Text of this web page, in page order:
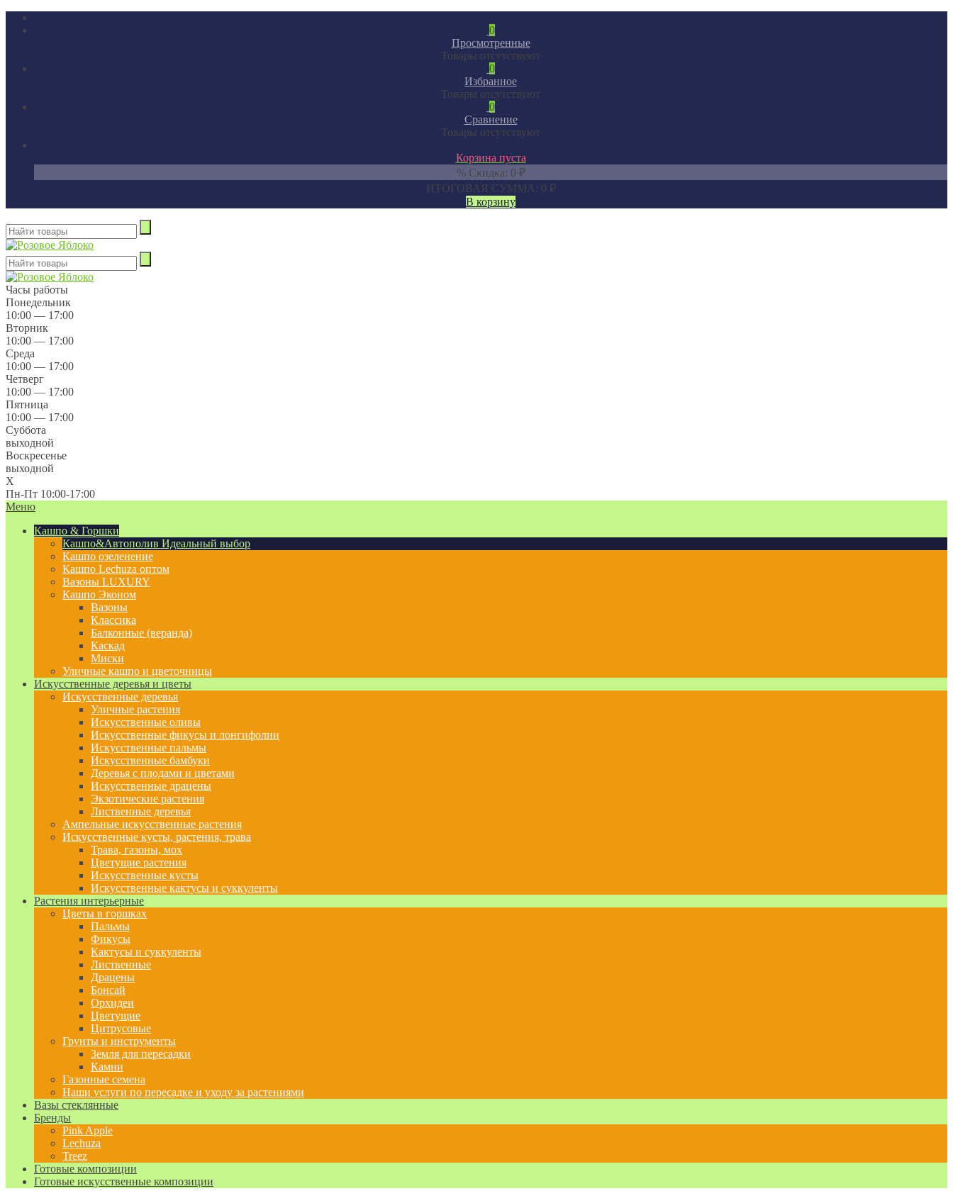
0
Просмотренные
Товары отсутствуют
0
Избранное
Товары отсутствуют
0
Сравнение
Товары отсутствуют
Корзина пуста
% Скидка: 0 ₽
ИТОГОВАЯ СУММА: 0 ₽
В корзину
Часы работы
Понедельник
10:00 — 17:00
Вторник
10:00 — 17:00
Среда
10:00 — 17:00
Четверг
10:00 — 17:00
Пятница
10:00 — 17:00
Суббота
выходной
Воскресенье
выходной
X
Пн-Пт 10:00-17:00
Меню
Кашпо & Горшки
Кашпо&Автополив Идеальный выбор
Кашпо озеленение
Кашпо Lechuza оптом
Вазоны LUXURY
Кашпо Эконом
Вазоны
Классика
Балконные (веранда)
Каскад
Миски
Уличные кашпо и цветочницы
Искусственные деревья и цветы
Искусственные деревья
Уличные растения
Искусственные оливы
Искусственные фикусы и лонгифолии
Искусственные пальмы
Искусственные бамбуки
Деревья с плодами и цветами
Искусственные драцены
Экзотические растения
Лиственные деревья
Ампельные искусственные растения
Искусственные кусты, растения, трава
Трава, газоны, мох
Цветущие растения
Искусственные кусты
Искусственные кактусы и суккуленты
Растения интерьерные
Цветы в горшках
Пальмы
Фикусы
Кактусы и суккуленты
Лиственные
Драцены
Бонсай
Орхидеи
Цветущие
Цитрусовые
Грунты и инструменты
Земля для пересадки
Камни
Газонные семена
Наши услуги по пересадке и уходу за растениями
Вазы стеклянные
Бренды
Pink Apple
Lechuza
Treez
Готовые композиции
Готовые искусственные композиции